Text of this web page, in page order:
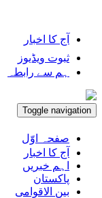
آج کا اخبار
ثبوت ویڈیوز
ہم سے رابطہ
Toggle navigation
صفحہ اوّل
آج کا اخبار
اہم خبریں
پاکستان
بین الاقوامی